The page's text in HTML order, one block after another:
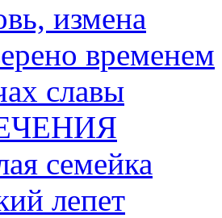
измена
временем
славы
семейка
лепет